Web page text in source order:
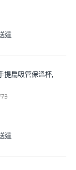
達
提扁吸管保溫杯,
達